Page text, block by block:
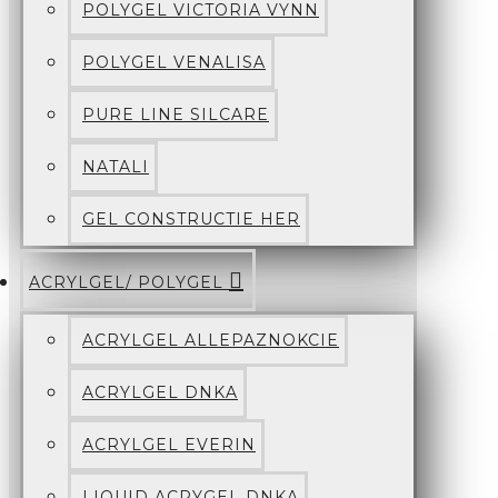
POLYGEL VICTORIA VYNN
POLYGEL VENALISA
PURE LINE SILCARE
NATALI
GEL CONSTRUCTIE HER
ACRYLGEL/ POLYGEL
ACRYLGEL ALLEPAZNOKCIE
ACRYLGEL DNKA
ACRYLGEL EVERIN